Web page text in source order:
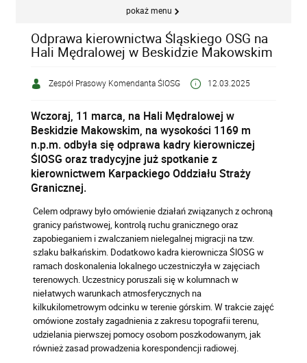
pokaż menu
Odprawa kierownictwa Śląskiego OSG na
Hali Mędralowej w Beskidzie Makowskim
Zespół Prasowy Komendanta ŚlOSG 12.03.2025
Wczoraj, 11 marca, na Hali Mędralowej w
Beskidzie Makowskim, na wysokości 1169 m
n.p.m. odbyła się odprawa kadry kierowniczej
ŚlOSG oraz tradycyjne już spotkanie z
kierownictwem Karpackiego Oddziału Straży
Granicznej.
Celem odprawy było omówienie działań związanych z ochroną
granicy państwowej, kontrolą ruchu granicznego oraz
zapobieganiem i zwalczaniem nielegalnej migracji na tzw.
szlaku bałkańskim. Dodatkowo kadra kierownicza ŚlOSG w
ramach doskonalenia lokalnego uczestniczyła w zajęciach
terenowych. Uczestnicy poruszali się w kolumnach w
niełatwych warunkach atmosferycznych na
kilkukilometrowym odcinku w terenie górskim. W trakcie zajęć
omówione zostały zagadnienia z zakresu topografii terenu,
udzielania pierwszej pomocy osobom poszkodowanym, jak
również zasad prowadzenia korespondencji radiowej.